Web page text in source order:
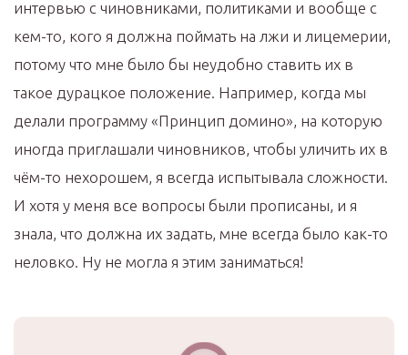
интервью с чиновниками, политиками и вообще с
кем-то, кого я должна поймать на лжи и лицемерии,
потому что мне было бы неудобно ставить их в
такое дурацкое положение. Например, когда мы
делали программу «Принцип домино», на которую
иногда приглашали чиновников, чтобы уличить их в
чём-то нехорошем, я всегда испытывала сложности.
И хотя у меня все вопросы были прописаны, и я
знала, что должна их задать, мне всегда было как-то
неловко. Ну не могла я этим заниматься!